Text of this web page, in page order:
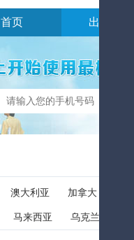
首页 出国留学
澳大利亚 加拿大
马来西亚 乌克兰